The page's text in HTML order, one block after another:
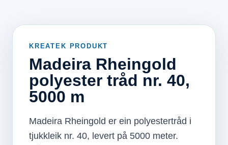
KREATEK PRODUKT
Madeira Rheingold
polyester tråd nr. 40,
5000 m
Madeira Rheingold er ein polyestertråd i
tjukkleik nr. 40, levert på 5000 meter.